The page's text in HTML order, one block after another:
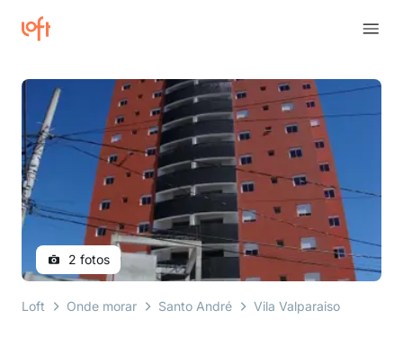
2 fotos
Loft Onde morar Santo André Vila Valparaiso